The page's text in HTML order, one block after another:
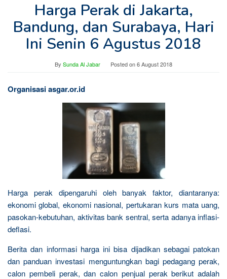
Harga Perak di Jakarta,
Bandung, dan Surabaya, Hari
Ini Senin 6 Agustus 2018
By Sunda Al Jabar Posted on6 August 2018
Organisasi asgar.or.id
Harga perak dipengaruhi oleh banyak faktor, diantaranya:
ekonomi global, ekonomi nasional, pertukaran kurs mata uang,
pasokan-kebutuhan, aktivitas bank sentral, serta adanya inflasi-
deflasi.
Berita dan informasi harga ini bisa dijadikan sebagai patokan
dan panduan investasi menguntungkan bagi pedagang perak,
calon pembeli perak, dan calon penjual perak berikut adalah